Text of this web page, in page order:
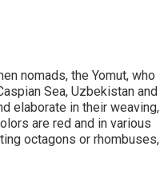
nomads, the Yomut, who
Sea, Uzbekistan and
elaborate in their weaving,
are red and in various
octagons or rhombuses,